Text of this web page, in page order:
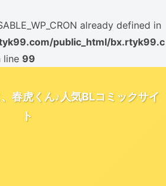
already defined in
public_html/bx.rtyk99.c
line 99
春虎くん♪人気BLコミックサイ
ト